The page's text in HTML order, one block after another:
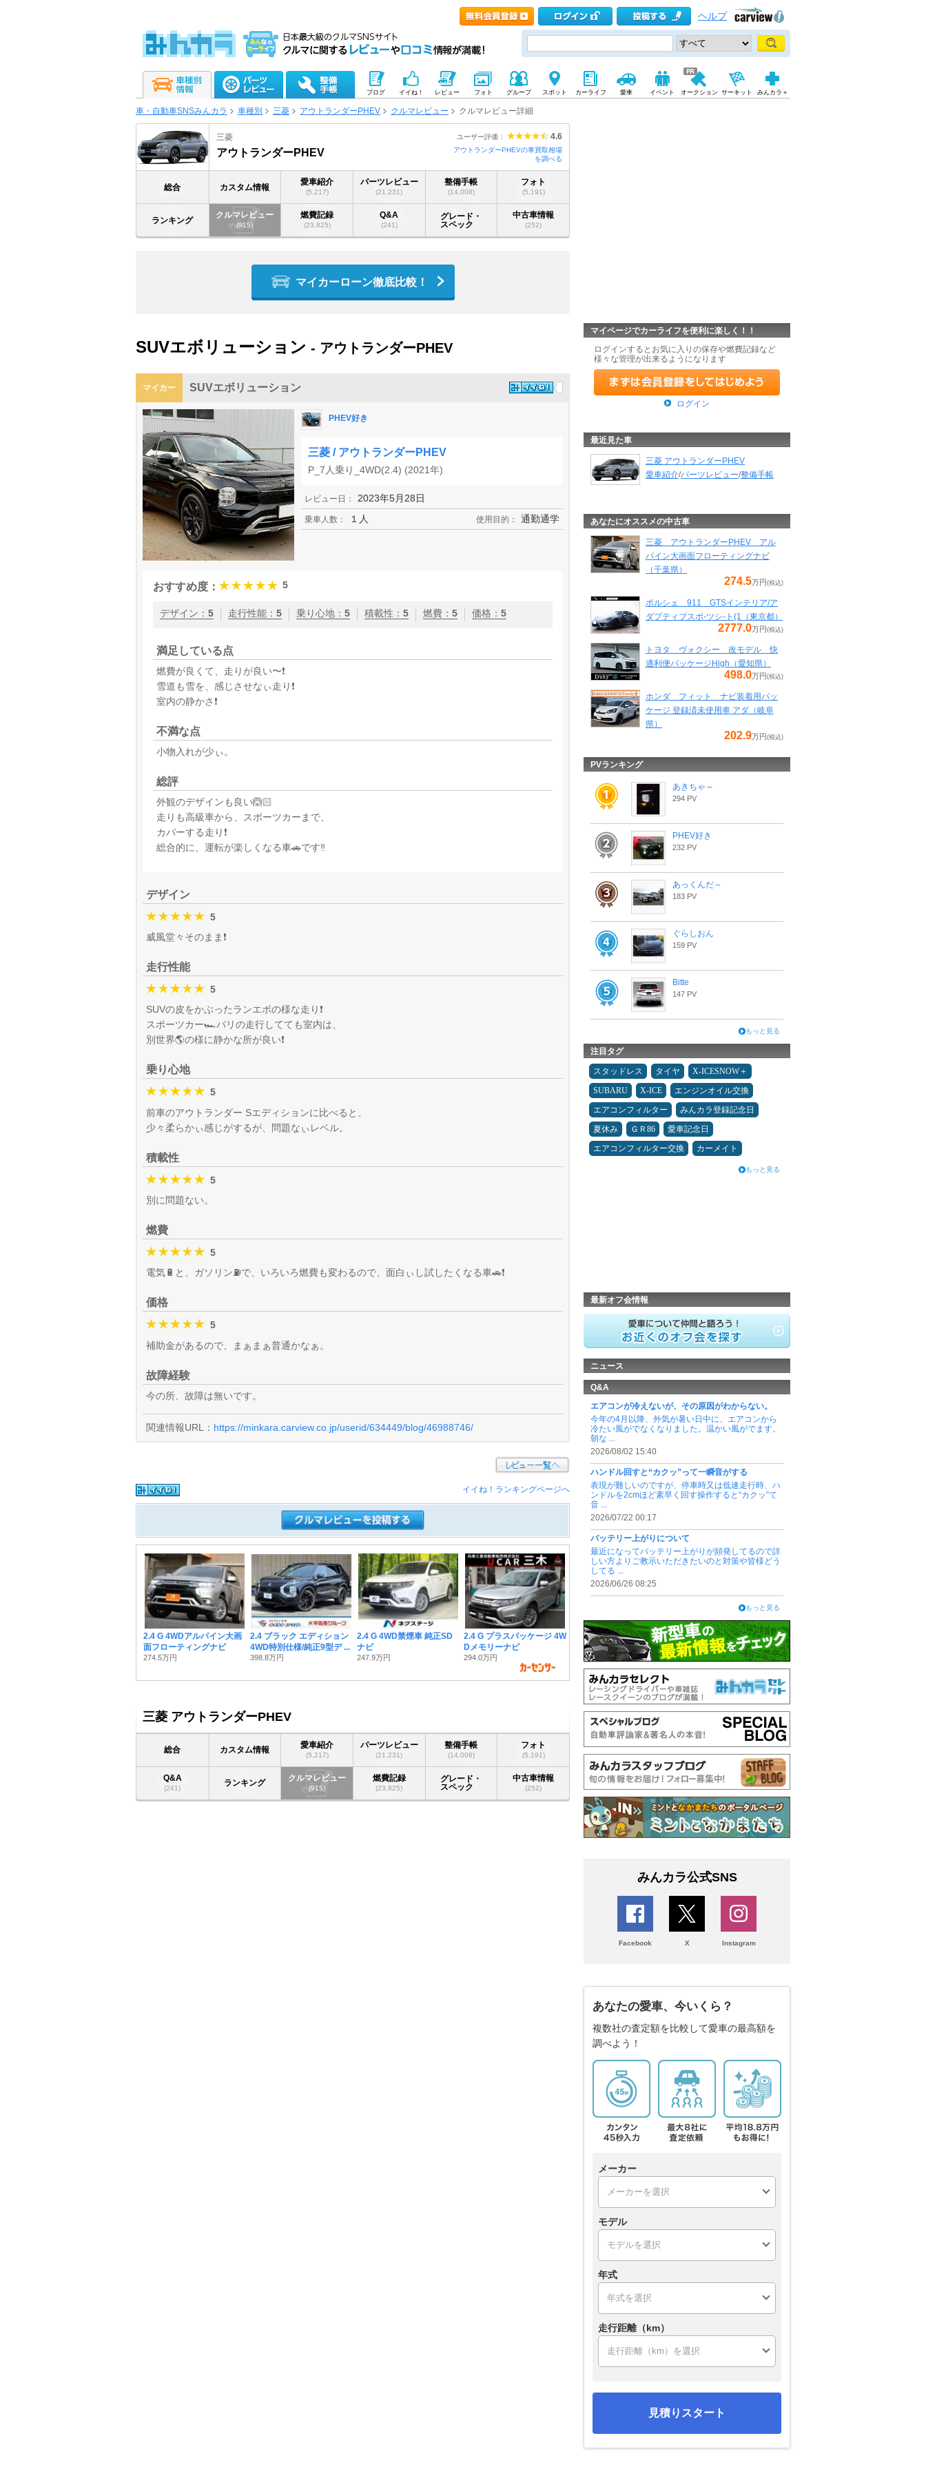
ヘルプ
ブログ イイね！ レビュー フォト グループ スポット カーライフ 愛車 イベント オークション サーキット みんカラ＋
車・自動車SNSみんカラ 車種別 三菱 アウトランダーPHEV クルマレビュー クルマレビュー詳細
ユーザー評価： 4.6
三菱
アウトランダーPHEV
アウトランダーPHEVの車買取相場
を調べる
総合 カスタム情報
愛車紹介
(5,217)
パーツレビュー
(21,231)
整備手帳
(14,008)
フォト
(5,191)
ランキング
クルマレビュー
(915)
燃費記録
(23,825)
Q&A
(241)
グレード・
スペック
中古車情報
(252)
マイカーローン徹底比較！
SUVエボリューション - アウトランダーPHEV
マイカー SUVエボリューション
PHEV好き
三菱 / アウトランダーPHEV
P_7人乗り_4WD(2.4) (2021年)
レビュー日： 2023年5月28日
乗車人数： １人 使用目的： 通勤通学
おすすめ度： 5
デザイン ： 5 走行性能 ： 5 乗り心地 ： 5 積載性 ： 5 燃費 ： 5 価格 ： 5
満足している点
燃費が良くて、走りが良い〜❗️
雪道も雪を、感じさせなぃ走り❗️
室内の静かさ❗️
不満な点
小物入れが少ぃ。
総評
外観のデザインも良い🙆🏻
走りも高級車から、スポーツカーまで、
カバーする走り❗️
総合的に、運転が楽しくなる車🚗です‼️
デザイン
5
威風堂々そのまま❗️
走行性能
5
SUVの皮をかぶったランエボの様な走り❗️
スポーツカー🏎️バリの走行してても室内は、
別世界🌎の様に静かな所が良い❗️
乗り心地
5
前車のアウトランダー Sエディションに比べると、
少々柔らかぃ感じがするが、問題なぃレベル。
積載性
5
別に問題ない。
燃費
5
電気🔋と、ガソリン⛽️で、いろいろ燃費も変わるので、面白ぃし試したくなる車🚗❗️
価格
5
補助金があるので、まぁまぁ普通かなぁ。
故障経験
今の所、故障は無いです。
関連情報URL： https://minkara.carview.co.jp/userid/634449/blog/46988746/
イイね！ランキングページへ
2.4 G 4WDアルパイン大画
面フローティングナビ
274.5万円
2.4 ブラック エディション
4WD特別仕様/純正9型デ ...
398.8万円
2.4 G 4WD禁煙車 純正SD
ナビ
247.9万円
2.4 G プラスパッケージ 4W
Dメモリーナビ
294.0万円
三菱 アウトランダーPHEV
総合 カスタム情報
愛車紹介
(5,217)
パーツレビュー
(21,231)
整備手帳
(14,008)
フォト
(5,191)
Q&A
(241) ランキング
クルマレビュー
(915)
燃費記録
(23,825)
グレード・
スペック
中古車情報
(252)
マイページでカーライフを便利に楽しく！！
ログインするとお気に入りの保存や燃費記録など
様々な管理が出来るようになります
ログイン
最近見た車
三菱 アウトランダーPHEV
愛車紹介/パーツレビュー/整備手帳
あなたにオススメの中古車
三菱 アウトランダーPHEV アル
パイン大画面フローティングナビ
（千葉県）
274.5万円 (税込)
ポルシェ 911 GTSインテリア/ア
ダプティブスポ-ツシ-ト(1（東京都）
2777.0万円 (税込)
トヨタ ヴォクシー 改モデル 快
適利便パッケージHigh（愛知県）
498.0万円 (税込)
ホンダ フィット ナビ装着用パッ
ケージ 登録済未使用車 アダ（岐阜
県）
202.9万円 (税込)
PVランキング
あきちゃ～
294 PV
PHEV好き
232 PV
あっくんだ～
183 PV
ぐらしおん
159 PV
Bitte
147 PV
もっと見る
注目タグ
スタッドレス タイヤ
X-ICESNOW＋
SUBARU
X-ICE
エンジンオイル交換
エアコンフィルター
みんカラ登録記念日
夏休み
ＧＲ86
愛車記念日
エアコンフィルター交換
カーメイト
もっと見る
最新オフ会情報
ニュース
Q&A
エアコンが冷えないが、その原因がわからない。
今年の4月以降、外気が暑い日中に、エアコンから
冷たい風がでなくなりました。温かい風がでます。
朝な ...
2026/08/02 15:40
ハンドル回すと“カクッ”って一瞬音がする
表現が難しいのですが、停車時又は低速走行時、ハ
ンドルを2cmほど素早く回す操作すると“カクッ”て
音 ...
2026/07/22 00:17
バッテリー上がりについて
最近になってバッテリー上がりが頻発してるので詳
しい方よりご教示いただきたいのと対策や皆様どう
してる ...
2026/06/26 08:25
もっと見る
みんカラ公式SNS
Facebook X Instagram
あなたの愛車、今いくら？
複数社の査定額を比較して愛車の最高額を
調べよう！
メーカー
モデル
年式
走行距離（km）
見積りスタート